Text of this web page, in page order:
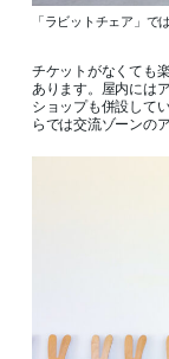
「ラビットチェア」で
チケットがなくても
あります。屋内には
ショップも併設して
らでは交流ゾーンの